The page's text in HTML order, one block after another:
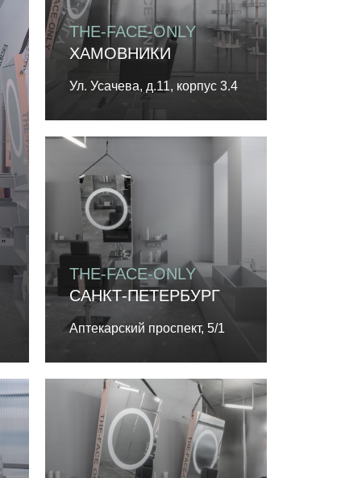
THE-FACE-ONLY
ХАМОВНИКИ
Ул. Усачева, д.11, корпус 3.4
THE-FACE-ONLY
САНКТ-ПЕТЕРБУРГ
Аптекарский проспект, 5/1